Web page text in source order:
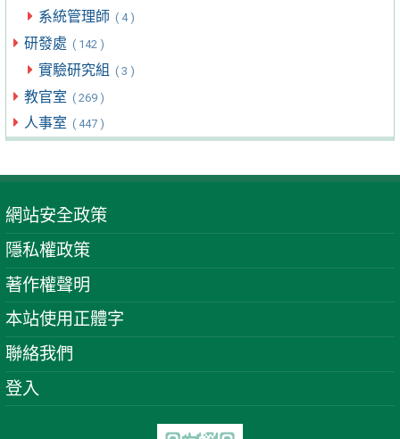
系統管理師 ( 4 )
研發處 ( 142 )
實驗研究組 ( 3 )
教官室 ( 269 )
人事室 ( 447 )
網站安全政策
隱私權政策
著作權聲明
本站使用正體字
聯絡我們
登入